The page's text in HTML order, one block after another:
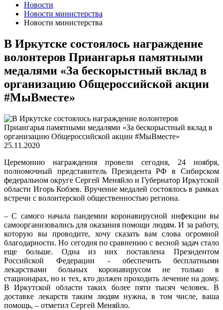
Новости
Новости министерства
Новости министерства
В Иркутске состоялось награждение
волонтеров Приангарья памятными
медалями «За бескорыстный вклад в
организацию Общероссийской акции
#МыВместе»
25.11.2020
Церемонию награждения провели сегодня, 24 ноября,
полномочный представитель Президента РФ в Сибирском
федеральном округе Сергей Меняйло и Губернатор Иркутской
области Игорь Кобзев. Вручение медалей состоялось в рамках
встречи с волонтерской общественностью региона.
– С самого начала пандемии коронавирусной инфекции вы
самоорганизовались для оказания помощи людям. И за работу,
которую вы проводите, хочу сказать вам слова огромной
благодарности. Но сегодня по сравнению с весной задач стало
еще больше. Одна из них поставлена Президентом
Российской Федерации - обеспечить бесплатными
лекарствами больных коронавирусом не только в
стационарах, но и тех, кто должен проходить лечение на дому.
В Иркутской области таких более пяти тысяч человек. В
доставке лекарств таким людям нужна, в том числе, ваша
помощь, – отметил Сергей Меняйло.